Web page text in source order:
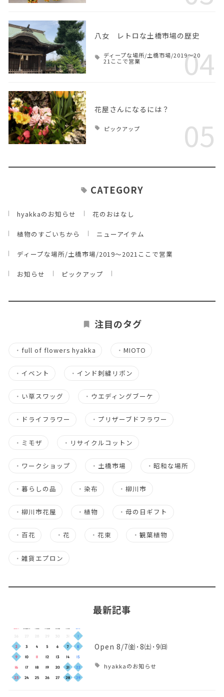
八女 レトロな土橋市場の歴史
ディープな場所/土橋市場/2019～20
21ここで営業 04
花屋さんになるには？
ピックアップ 05
CATEGORY
hyakkaのお知らせ 花のおはなし
植物のすごいちから ニューアイテム
ディープな場所/土橋市場/2019～2021ここで営業
お知らせ ピックアップ
注目のタグ
・ full of flowers hyakka ・MIOTO
・ イベント ・ インド刺繍リボン
・ い草スワッグ ・ ウエディングブーケ
・ ドライフラワー ・ プリザーブドフラワー
・ ミモザ ・ リサイクルコットン
・ ワークショップ ・ 土橋市場 ・昭和な場所
・ 暮らしの品 ・ 染布 ・柳川市
・ 柳川市花屋 ・植物 ・母の日ギフト
・ 百花 ・花 ・花束 ・ 観葉植物
・ 雑貨エプロン
最新記事
Open 8/7㈮･8㈯･9㈰
hyakkaのお知らせ